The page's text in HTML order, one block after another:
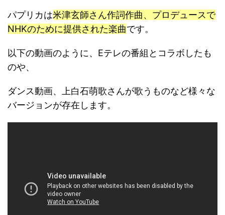
パプリカは米津玄師さん作詞作曲、プロデュースで
NHKのために提供された楽曲です。
以下の動画のように、Eテレの番組とコラボしたも
のや、
ダンス動画、上白石萌歌さんが歌うものなど様々な
バージョンが存在します。